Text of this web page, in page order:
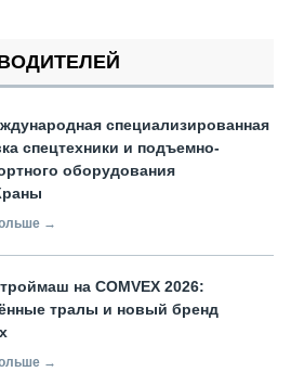
специализированная
спецтехники и подъемно-
оборудования
→
на COMVEX 2026:
тралы и новый бренд
→